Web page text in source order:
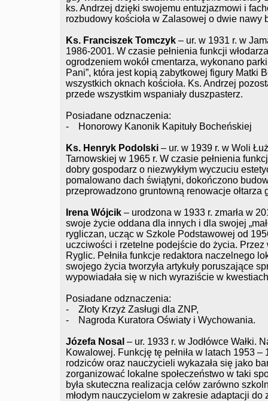
ks. Andrzej dzięki swojemu entuzjazmowi i
rozbudowy kościoła w Zalasowej o dwie nawy
Ks. Franciszek Tomczyk – ur. w 1931 r. w
1986-2001. W czasie pełnienia funkcji
ogrodzeniem wokół cmentarza, wykonano
Pani”, która jest kopią zabytkowej figury Matki
wszystkich oknach kościoła. Ks. Andrzej
przede wszystkim wspaniały duszpasterz.
Posiadane odznaczenia:
- Honorowy Kanonik Kapituły Bocheńskiej
Ks. Henryk Podolski – ur. w 1939 r. w Woli
Tarnowskiej w 1965 r. W czasie pełnienia
dobry gospodarz o niezwykłym wyczuciu
pomalowano dach świątyni, dokończono
przeprowadzono gruntowną renowacje ołtarza
Irena Wójcik – urodzona w 1933 r. zmarła w
swoje życie oddana dla innych i dla swojej
rygliczan, ucząc w Szkole Podstawowej od
uczciwości i rzetelne podejście do życia.
Ryglic. Pełniła funkcje redaktora naczelnego
swojego życia tworzyła artykuły poruszające
wypowiadała się w nich wyraziście w
Posiadane odznaczenia:
- Złoty Krzyż Zasługi dla ZNP,
- Nagroda Kuratora Oświaty i Wychowania.
Józefa Nosal – ur. 1933 r. w Jodłówce Wałki.
Kowalowej. Funkcję tę pełniła w latach 1953
rodziców oraz nauczycieli wykazała się jako
zorganizować lokalne społeczeństwo w taki
była skuteczna realizacja celów zarówno
młodym nauczycielom w zakresie adaptacji do